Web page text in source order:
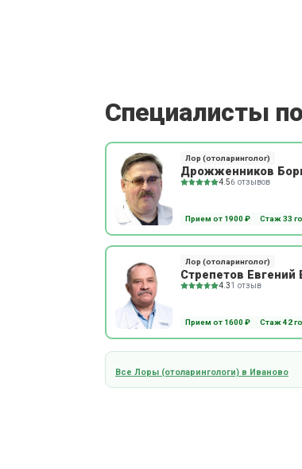
Специалисты
Лор (отоларинголог)
Дрожженников
4.56 отзывов
Прием от 1900 ₽ Стаж 33
Лор (отоларинголог)
Стрепетов Евгений
4.31 отзыв
Прием от 1600 ₽ Стаж 42
Все Лоры (отоларингологи) в Иваново